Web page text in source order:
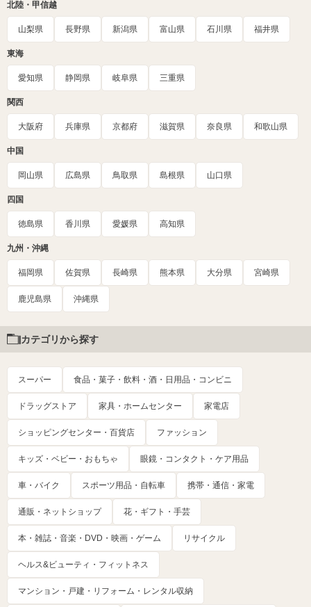
北陸・甲信越
山梨県 長野県 新潟県 富山県 石川県 福井県
東海
愛知県 静岡県 岐阜県 三重県
関西
大阪府 兵庫県 京都府 滋賀県 奈良県 和歌山県
中国
岡山県 広島県 鳥取県 島根県 山口県
四国
徳島県 香川県 愛媛県 高知県
九州・沖縄
福岡県 佐賀県 長崎県 熊本県 大分県 宮崎県
鹿児島県 沖縄県
カテゴリから探す
スーパー 食品・菓子・飲料・酒・日用品・コンビニ
ドラッグストア 家具・ホームセンター 家電店
ショッピングセンター・百貨店 ファッション
キッズ・ベビー・おもちゃ 眼鏡・コンタクト・ケア用品
車・バイク スポーツ用品・自転車 携帯・通信・家電
通販・ネットショップ 花・ギフト・手芸
本・雑誌・音楽・DVD・映画・ゲーム リサイクル
ヘルス&ビューティ・フィットネス
マンション・戸建・リフォーム・レンタル収納